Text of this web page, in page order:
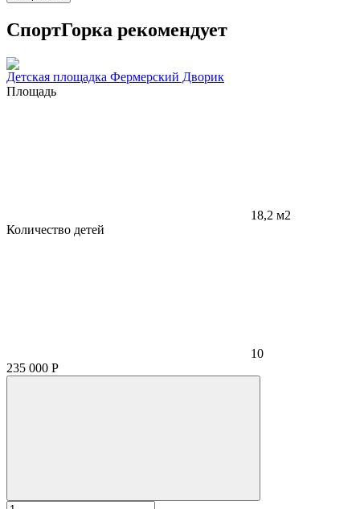
СпортГорка рекомендует
Детская площадка Фермерский Дворик
Площадь
18,2 м2
Количество детей
10
235 000 Р